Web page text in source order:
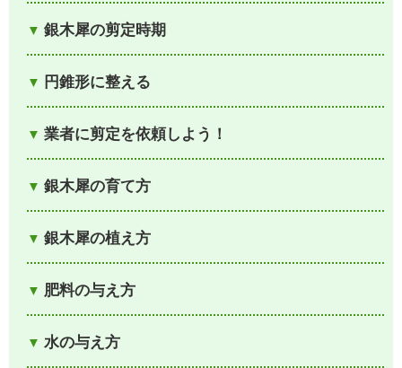
銀木犀の剪定時期
円錐形に整える
業者に剪定を依頼しよう！
銀木犀の育て方
銀木犀の植え方
肥料の与え方
水の与え方